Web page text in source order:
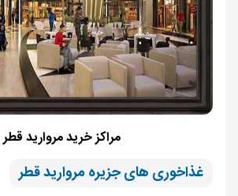
مراکز خرید مروارید قطر
غذاخوری های جزیره مروارید قطر